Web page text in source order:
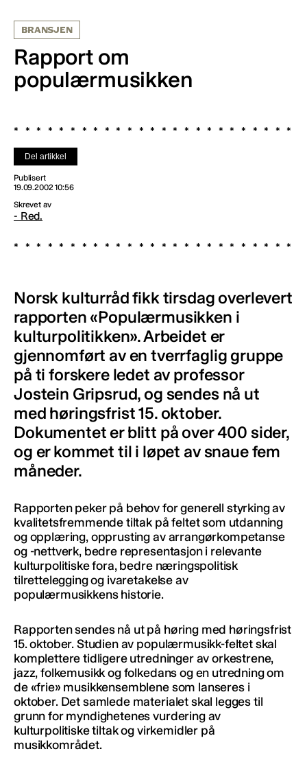
BRANSJEN
Rapport om
populærmusikken
Del artikkel
Publisert
19.09.2002 10:56
Skrevet av
- Red.
Norsk kulturråd fikk tirsdag overlevert
rapporten «Populærmusikken i
kulturpolitikken». Arbeidet er
gjennomført av en tverrfaglig gruppe
på ti forskere ledet av professor
Jostein Gripsrud, og sendes nå ut
med høringsfrist 15. oktober.
Dokumentet er blitt på over 400 sider,
og er kommet til i løpet av snaue fem
måneder.
Rapporten peker på behov for generell styrking av
kvalitetsfremmende tiltak på feltet som utdanning
og opplæring, opprusting av arrangørkompetanse
og -nettverk, bedre representasjon i relevante
kulturpolitiske fora, bedre næringspolitisk
tilrettelegging og ivaretakelse av
populærmusikkens historie.
Rapporten sendes nå ut på høring med høringsfrist
15. oktober. Studien av populærmusikk-feltet skal
komplettere tidligere utredninger av orkestrene,
jazz, folkemusikk og folkedans og en utredning om
de «frie» musikkensemblene som lanseres i
oktober. Det samlede materialet skal legges til
grunn for myndighetenes vurdering av
kulturpolitiske tiltak og virkemidler på
musikkområdet.